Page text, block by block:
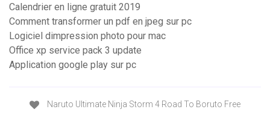
Calendrier en ligne gratuit 2019
Comment transformer un pdf en jpeg sur pc
Logiciel dimpression photo pour mac
Office xp service pack 3 update
Application google play sur pc
Naruto Ultimate Ninja Storm 4 Road To Boruto Free